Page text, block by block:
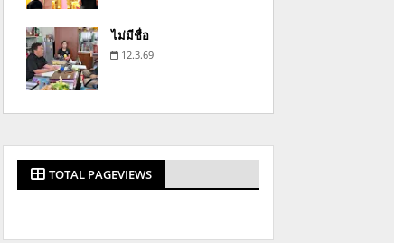
ไม่มีชื่อ
12.3.69
TOTAL PAGEVIEWS